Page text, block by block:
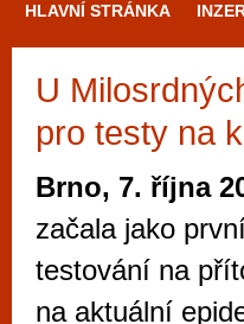
HLAVNÍ STRÁNKA
U
pro testy na
Brno, 7. října
začala jako
testování na
na aktuální
Mimo jiné je ale